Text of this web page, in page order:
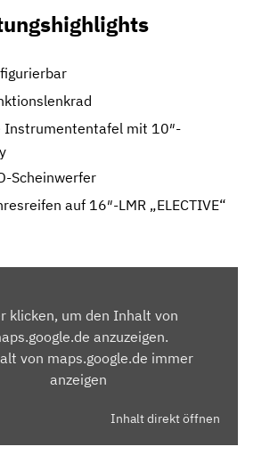
Instrumententafel mit 10″-
Scheinwerfer
auf 16″-LMR „ELECTIVE“
klicken, um den Inhalt von
anzuzeigen.
von maps.google.de immer
anzeigen
Inhalt direkt öffnen